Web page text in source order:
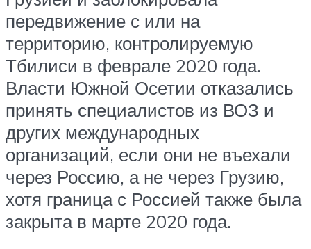
передвижение с или на
территорию, контролируемую
Тбилиси в феврале 2020 года.
Власти Южной Осетии отказались
принять специалистов из ВОЗ и
других международных
организаций, если они не въехали
через Россию, а не через Грузию,
хотя граница с Россией также была
закрыта в марте 2020 года.